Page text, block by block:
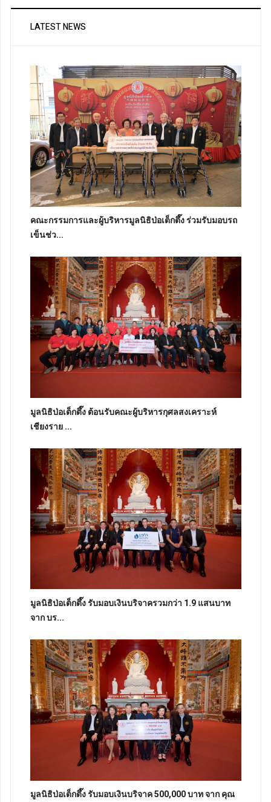
LATEST NEWS
คณะกรรมการและผู้บริหารมูลนิธิป่อเต็กตึ๊ง ร่วมรับมอบรถ
เข็นช่ว...
มูลนิธิป่อเต็กตึ๊ง ต้อนรับคณะผู้บริหารกุศลสงเคราะห์
เชียงราย ...
มูลนิธิป่อเต็กตึ๊ง รับมอบเงินบริจาครวมกว่า 1.9 แสนบาท
จาก บร...
มูลนิธิป่อเต็กตึ๊ง รับมอบเงินบริจาค 500,000 บาท จาก คุณ